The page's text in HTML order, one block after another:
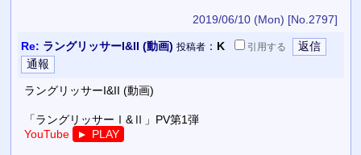
2019/06/10 (Mon) [No.2797]
Re: ラングリッサーI&II (動画) 投稿者： K 引用する
ラングリッサーI&II (動画)
「ラングリッサーⅠ&Ⅱ」PV第1弾
YouTube
▼ PLAY